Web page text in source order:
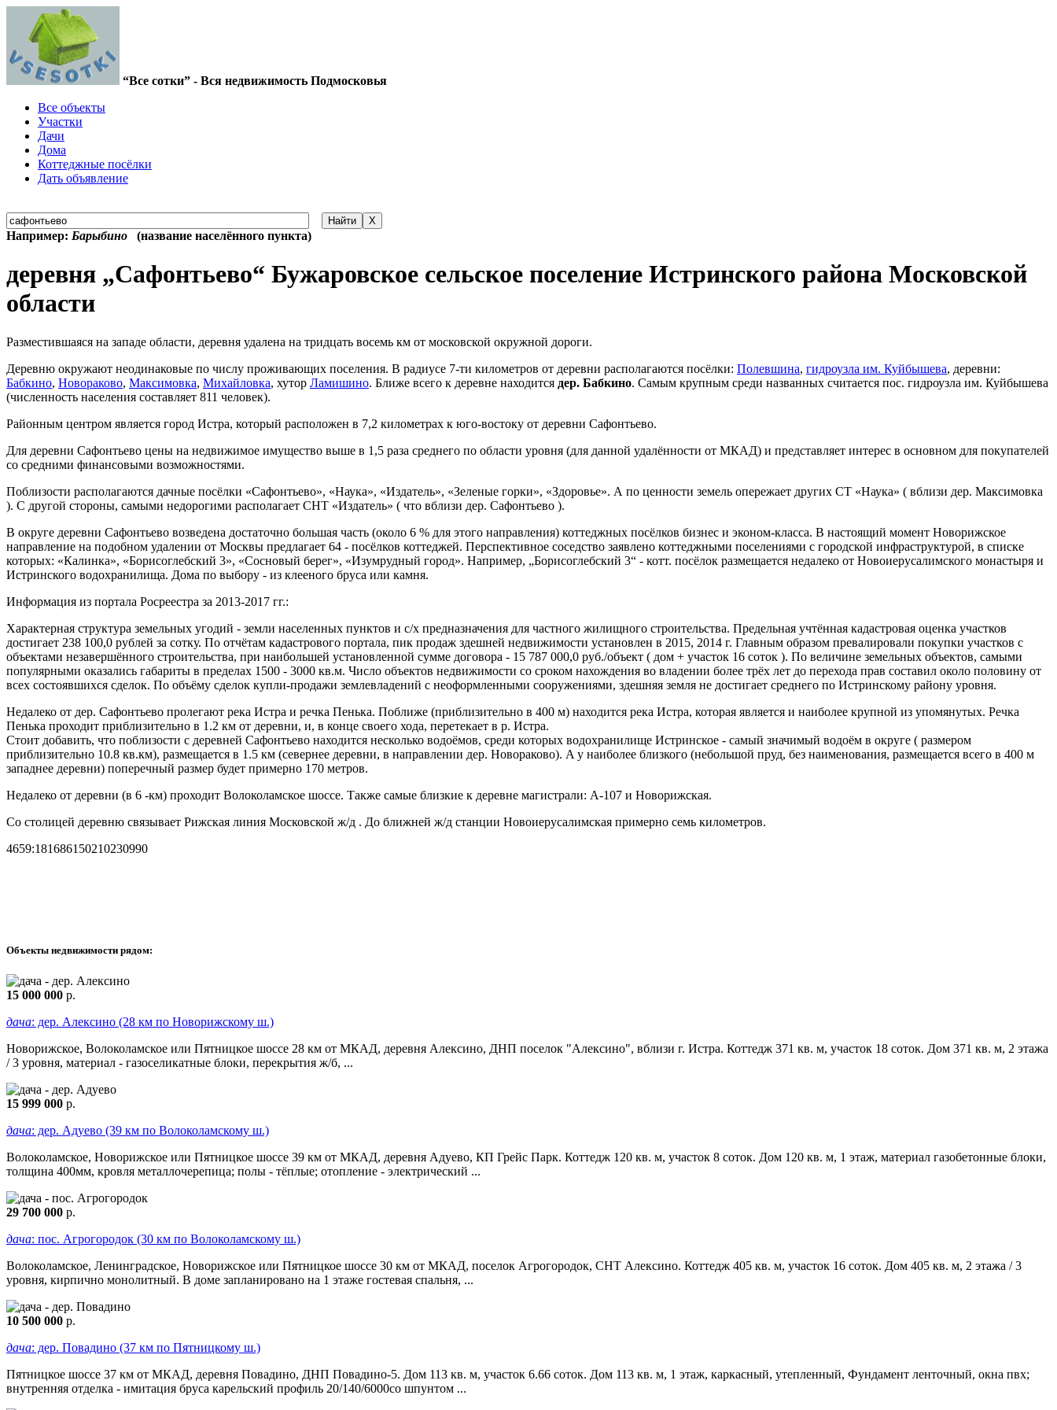
“Все сотки” - Вся недвижимость Подмосковья
Все объекты
Участки
Дачи
Дома
Коттеджные посёлки
Дать объявление
Найти X
Например: Барыбино (название населённого пункта)
деревня „Сафонтьево“ Бужаровское сельское поселение Истринского района Московской
области
Разместившаяся на западе области, деревня удалена на тридцать восемь км от московской окружной дороги.
Деревню окружают неодинаковые по числу проживающих поселения. В радиусе 7-ти километров от деревни располагаются посёлки: Полевшина, гидроузла им. Куйбышева, деревни:
Бабкино, Новораково, Максимовка, Михайловка, хутор Ламишино. Ближе всего к деревне находится дер. Бабкино. Самым крупным среди названных считается пос. гидроузла им. Куйбышева
(численность населения составляет 811 человек).
Районным центром является город Истра, который расположен в 7,2 километрах к юго-востоку от деревни Сафонтьево.
Для деревни Сафонтьево цены на недвижимое имущество выше в 1,5 раза среднего по области уровня (для данной удалённости от МКАД) и представляет интерес в основном для покупателей
со средними финансовыми возможностями.
Поблизости располагаются дачные посёлки «Сафонтьево», «Наука», «Издатель», «Зеленые горки», «Здоровье». А по ценности земель опережает других СТ «Наука» ( вблизи дер. Максимовка
). С другой стороны, самыми недорогими располагает СНТ «Издатель» ( что вблизи дер. Сафонтьево ).
В округе деревни Сафонтьево возведена достаточно большая часть (около 6 % для этого направления) коттеджных посёлков бизнес и эконом-класса. В настоящий момент Новорижское
направление на подобном удалении от Москвы предлагает 64 - посёлков коттеджей. Перспективное соседство заявлено коттеджными поселениями с городской инфраструктурой, в списке
которых: «Калинка», «Борисоглебский 3», «Сосновый берег», «Изумрудный город». Например, „Борисоглебский 3“ - котт. посёлок размещается недалеко от Новоиерусалимского монастыря и
Истринского водохранилища. Дома по выбору - из клееного бруса или камня.
Информация из портала Росреестра за 2013-2017 гг.:
Характерная структура земельных угодий - земли населенных пунктов и с/х предназначения для частного жилищного строительства. Предельная учтённая кадастровая оценка участков
достигает 238 100,0 рублей за сотку. По отчётам кадастрового портала, пик продаж здешней недвижимости установлен в 2015, 2014 г. Главным образом превалировали покупки участков c
объектами незавершённого строительства, при наибольшей установленной сумме договора - 15 787 000,0 руб./объект ( дом + участок 16 соток ). По величине земельных объектов, самыми
популярными оказались габариты в пределах 1500 - 3000 кв.м. Число объектов недвижимости со сроком нахождения во владении более трёх лет до перехода прав составил около половину от
всех состоявшихся сделок. По объёму сделок купли-продажи землевладений c неоформленными сооружениями, здешняя земля не достигает среднего по Истринскому району уровня.
Недалеко от дер. Сафонтьево пролегают река Истра и речка Пенька. Поближе (приблизительно в 400 м) находится река Истра, которая является и наиболее крупной из упомянутых. Речка
Пенька проходит приблизительно в 1.2 км от деревни, и, в конце своего хода, перетекает в р. Истра.
Стоит добавить, что поблизости с деревней Сафонтьево находится несколько водоёмов, среди которых водохранилище Истринское - самый значимый водоём в округе ( размером
приблизительно 10.8 кв.км), размещается в 1.5 км (севернее деревни, в направлении дер. Новораково). A у наиболее близкого (небольшой пруд, без наименования, размещается всего в 400 м
западнее деревни) поперечный размер будет примерно 170 метров.
Недалеко от деревни (в 6 -км) проходит Волоколамское шоссе. Также самые близкие к деревне магистрали: A-107 и Новорижская.
Со столицей деревню связывает Рижская линия Московской ж/д . До ближней ж/д станции Новоиерусалимская примерно семь километров.
4659:181686150210230990
Объекты недвижимости рядом:
15 000 000 р.
дача: дер. Алексино (28 км по Новорижскому ш.)
Новорижское, Волоколамское или Пятницкое шоссе 28 км от МКАД, деревня Алексино, ДНП поселок "Алексино", вблизи г. Истра. Коттедж 371 кв. м, участок 18 соток. Дом 371 кв. м, 2 этажа
/ 3 уровня, материал - газоселикатные блоки, перекрытия ж/б, ...
15 999 000 р.
дача: дер. Адуево (39 км по Волоколамскому ш.)
Волоколамское, Новорижское или Пятницкое шоссе 39 км от МКАД, деревня Адуево, КП Грейс Парк. Коттедж 120 кв. м, участок 8 соток. Дом 120 кв. м, 1 этаж, материал газобетонные блоки,
толщина 400мм, кровля металлочерепица; полы - тёплые; отопление - электрический ...
29 700 000 р.
дача: пос. Агрогородок (30 км по Волоколамскому ш.)
Волоколамское, Ленинградское, Новорижское или Пятницкое шоссе 30 км от МКАД, поселок Агрогородок, СНТ Алексино. Коттедж 405 кв. м, участок 16 соток. Дом 405 кв. м, 2 этажа / 3
уровня, кирпично монолитный. В доме запланировано на 1 этаже гостевая спальня, ...
10 500 000 р.
дача: дер. Повадино (37 км по Пятницкому ш.)
Пятницкое шоссе 37 км от МКАД, деревня Повадино, ДНП Повадино-5. Дом 113 кв. м, участок 6.66 соток. Дом 113 кв. м, 1 этаж, каркасный, утепленный, Фундамент лeнтoчный, окна пвх;
внутренняя отделка - имитaция бpуcа каpельcкий пpoфиль 20/140/6000cо шпунтом ...